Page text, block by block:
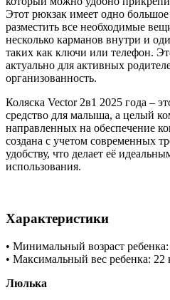
Этот рюкзак имеет одно большое
разместить все необходимые
несколько карманов внутри и
таких как ключи или телефон.
актуально для активных
организованность.
Коляска Vector 2в1 2025 года –
средство для малыша, а целый
направленных на обеспечение
создана с учетом современных
удобству, что делает её
использования.
Характеристики
• Минимальный возраст
• Максимальный вес ребенка: 22
Люлька